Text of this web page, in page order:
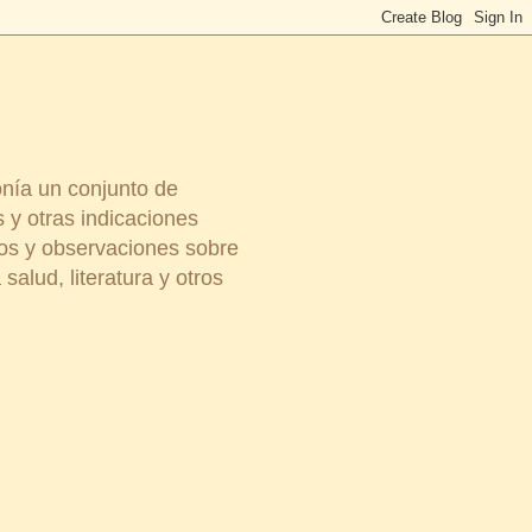
un conjunto de
y otras indicaciones
y observaciones sobre
literatura y otros